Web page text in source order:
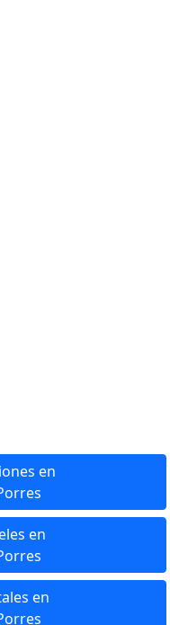
en
en
en